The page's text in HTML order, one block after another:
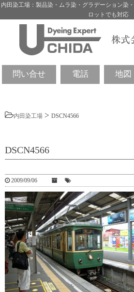
内田染工場：製品染・ムラ染・グラデーション染
ロットでも対応
問い合せ 電話 地図
内田染工場 > DSCN4566
DSCN4566
2009/09/06